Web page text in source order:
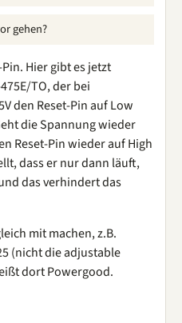
gehen?
Hier gibt es jetzt
TO, der bei
den Reset-Pin auf Low
die Spannung wieder
Reset-Pin wieder auf High
dass er nur dann läuft,
das verhindert das
mit machen, z.B.
(nicht die adjustable
dort Powergood.